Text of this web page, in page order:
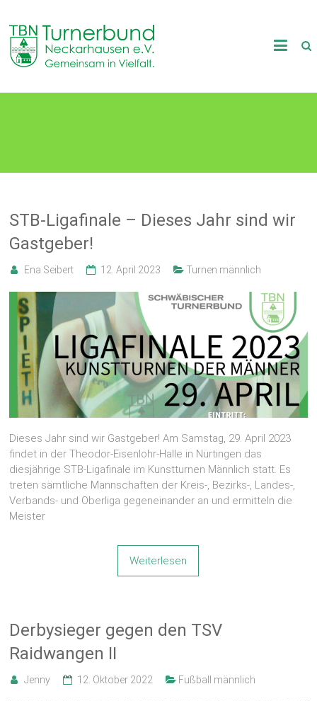
content
TB
Neckarhausen
in
STB-Ligafinale – Dieses Jahr sind wir
Gastgeber!
Ena Seibert 12. April 2023 Turnen männlich
Dieses Jahr sind wir Gastgeber! Am Samstag, 29. April 2023
findet in der Theodor-Eisenlohr-Halle in Nürtingen das
diesjährige STB-Ligafinale im Kunstturnen Männlich statt. Es
treten sämtliche Mannschaften der Kreis-, Bezirks-, Landes-,
Verbands- und Oberliga gegeneinander an und ermitteln die
Meister
Weiterlesen
Derbysieger gegen den TSV
Raidwangen II
Jenny 12. Oktober 2022 Fußball männlich